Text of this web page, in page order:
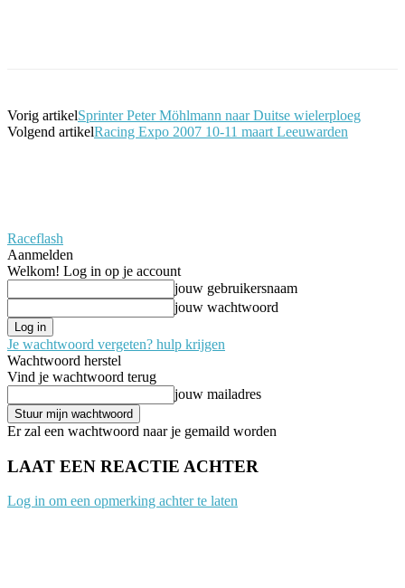
Vorig artikelSprinter Peter Möhlmann naar Duitse wielerploeg
Volgend artikelRacing Expo 2007 10-11 maart Leeuwarden
Raceflash
Aanmelden
Welkom! Log in op je account
jouw gebruikersnaam
jouw wachtwoord
Je wachtwoord vergeten? hulp krijgen
Wachtwoord herstel
Vind je wachtwoord terug
jouw mailadres
Er zal een wachtwoord naar je gemaild worden
LAAT EEN REACTIE ACHTER
Log in om een opmerking achter te laten